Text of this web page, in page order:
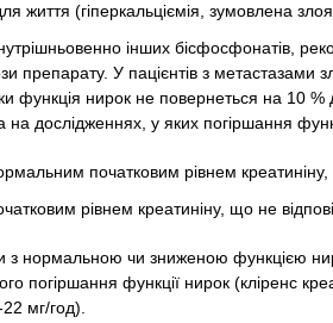
життя (гіперкальціємія, зумовлена
інших бісфосфонатів,
препарату. У пацієнтів з метастазами
функція нирок не повернеться на 10
на дослідженнях, у яких погіршання
початковим рівнем
рівнем креатиніну, що не
з нормальною чи зниженою функцією
погіршання функції нирок (кліренс
мг/год).